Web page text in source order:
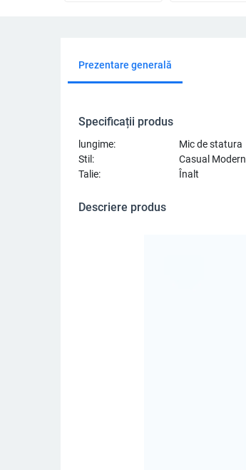
Prezentare generală
Specificații produs
lungime: Mic de statura
Stil:
Casual Modern
Talie:
Înalt
Descriere produs